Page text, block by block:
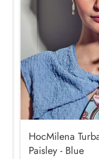
HocMilena
Paisley - Blue